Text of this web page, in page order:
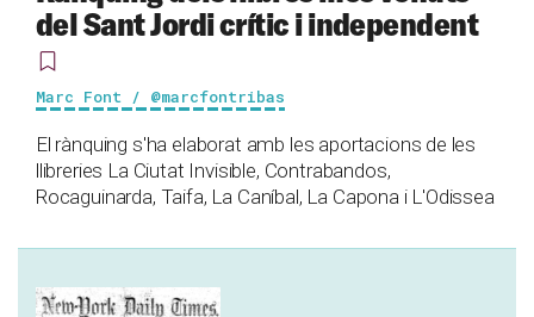
del Sant Jordi crític i independent
Marc Font / @marcfontribas
El rànquing s'ha elaborat amb les aportacions de les
llibreries La Ciutat Invisible, Contrabandos,
Rocaguinarda, Taifa, La Caníbal, La Capona i L'Odissea